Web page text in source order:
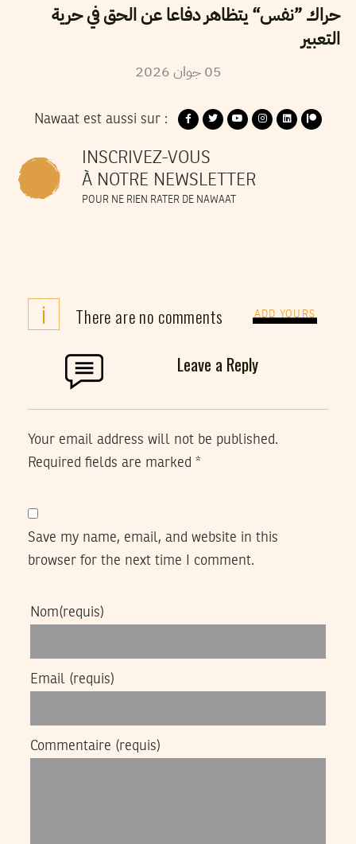
حراك ”نفس“ يتظاهر دفاعا عن الحق في حرية
التعبير
05 جوان2026
Nawaat est aussi sur :
INSCRIVEZ-VOUS
À NOTRE NEWSLETTER
POUR NE RIEN RATER DE NAWAAT
i There are no comments ADD YOURS
Leave a Reply
Your email address will not be published.
Required fields are marked *
Save my name, email, and website in this
browser for the next time I comment.
Nom(requis)
Email (requis)
Commentaire (requis)